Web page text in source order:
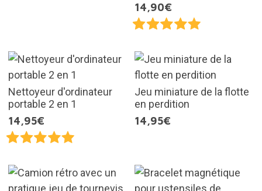
14,90€
Nettoyeur d'ordinateur
portable 2 en 1
14,95€
Jeu miniature de la flotte
en perdition
14,95€